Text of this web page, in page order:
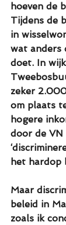
hoeven de
Tijdens de
in
wat anders
doet. In
zeker
om plaats
hogere
door de VN
het hardop
Maar
beleid in
zoals ik